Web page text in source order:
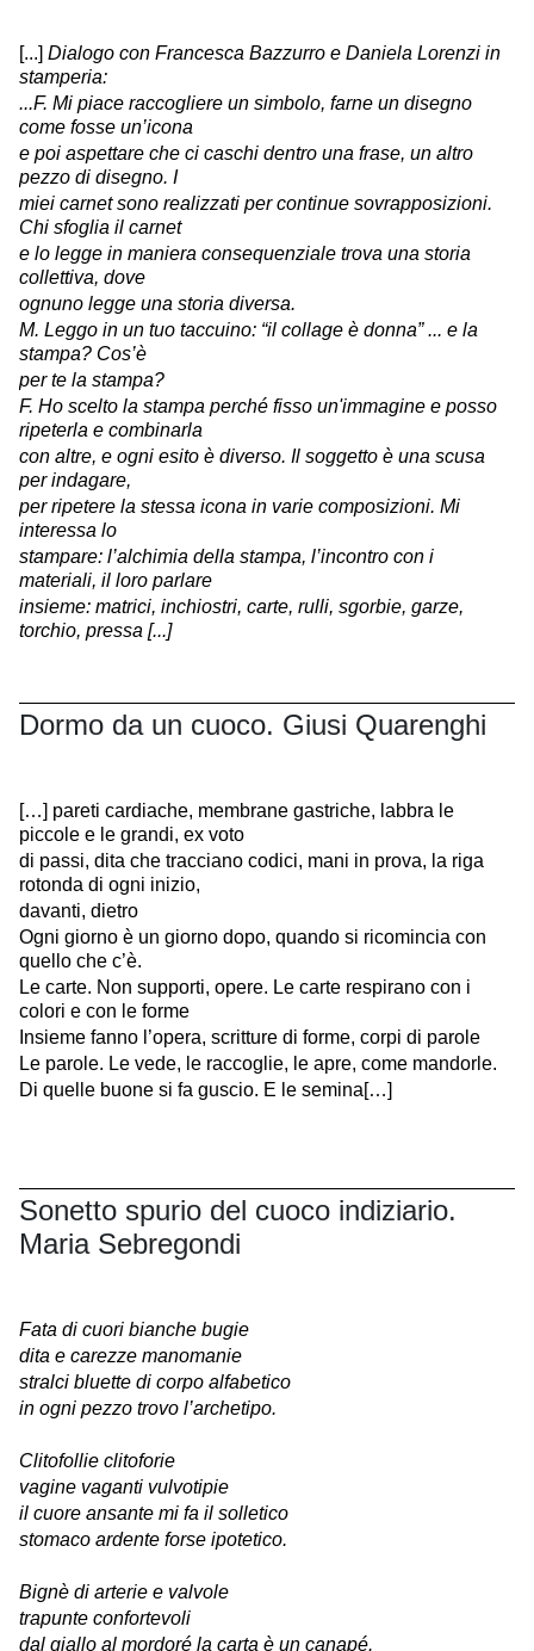
[...] Dialogo con Francesca Bazzurro e Daniela Lorenzi in
stamperia:
...F. Mi piace raccogliere un simbolo, farne un disegno
come fosse un’icona
e poi aspettare che ci caschi dentro una frase, un altro
pezzo di disegno. I
miei carnet sono realizzati per continue sovrapposizioni.
Chi sfoglia il carnet
e lo legge in maniera consequenziale trova una storia
collettiva, dove
ognuno legge una storia diversa.
M. Leggo in un tuo taccuino: “il collage è donna” ... e la
stampa? Cos’è
per te la stampa?
F. Ho scelto la stampa perché fisso un'immagine e posso
ripeterla e combinarla
con altre, e ogni esito è diverso. Il soggetto è una scusa
per indagare,
per ripetere la stessa icona in varie composizioni. Mi
interessa lo
stampare: l’alchimia della stampa, l’incontro con i
materiali, il loro parlare
insieme: matrici, inchiostri, carte, rulli, sgorbie, garze,
torchio, pressa [...]
Dormo da un cuoco. Giusi Quarenghi
[…] pareti cardiache, membrane gastriche, labbra le
piccole e le grandi, ex voto
di passi, dita che tracciano codici, mani in prova, la riga
rotonda di ogni inizio,
davanti, dietro
Ogni giorno è un giorno dopo, quando si ricomincia con
quello che c’è.
Le carte. Non supporti, opere. Le carte respirano con i
colori e con le forme
Insieme fanno l’opera, scritture di forme, corpi di parole
Le parole. Le vede, le raccoglie, le apre, come mandorle.
Di quelle buone si fa guscio. E le semina[…]
Sonetto spurio del cuoco indiziario.
Maria Sebregondi
Fata di cuori bianche bugie
dita e carezze manomanie
stralci bluette di corpo alfabetico
in ogni pezzo trovo l’archetipo.
Clitofollie clitoforie
vagine vaganti vulvotipie
il cuore ansante mi fa il solletico
stomaco ardente forse ipotetico.
Bignè di arterie e valvole
trapunte confortevoli
dal giallo al mordoré la carta è un canapé.